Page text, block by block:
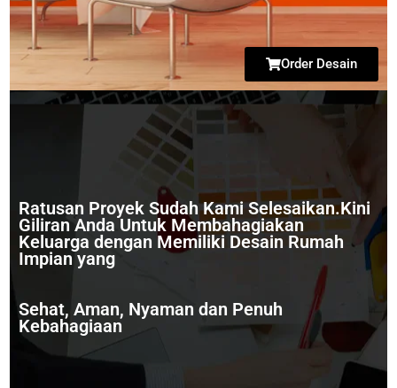
Order Desain
Ratusan Proyek Sudah Kami Selesaikan.Kini
Giliran Anda Untuk Membahagiakan
Keluarga dengan Memiliki Desain Rumah
Impian yang
Sehat, Aman, Nyaman dan Penuh
Kebahagiaan